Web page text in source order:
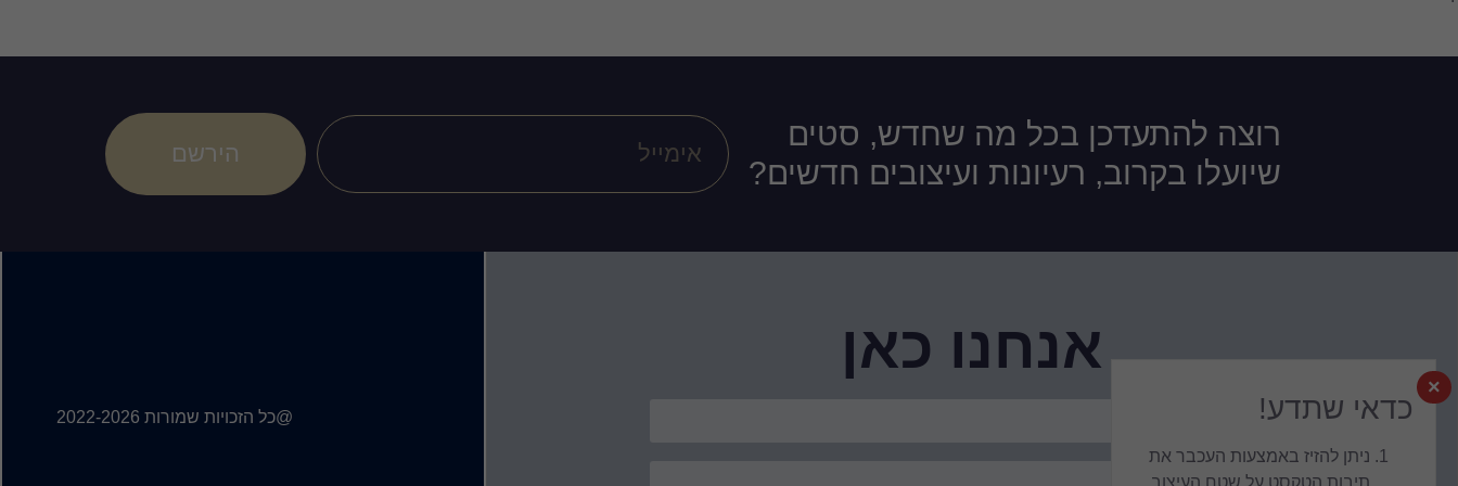
×
כדאי שתדע!
ניתן להזיז באמצעות העכבר את
תיבות הטקסט על שטח העיצוב.
רוצה להתעדכן בכל מה שחדש, סטים
שיועלו בקרוב, רעיונות ועיצובים חדשים?
הירשם
אנחנו כאן
@כל הזכויות שמורות 2022-2026